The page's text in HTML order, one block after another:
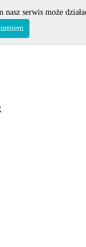
serwis może